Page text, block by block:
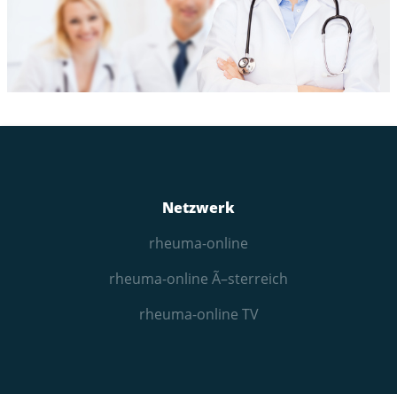
Netzwerk
rheuma-online
rheuma-online Ã–sterreich
rheuma-online TV